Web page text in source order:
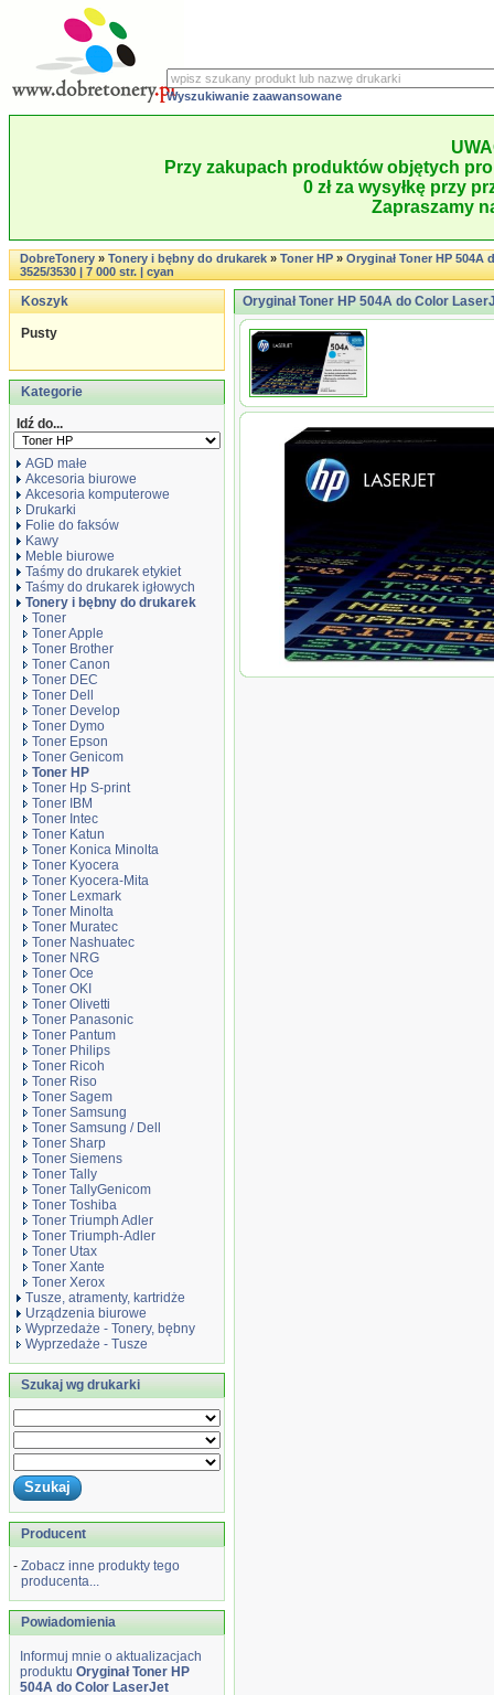
Wyszukiwanie zaawansowane
Przy zakupach produktów objętych
0 zł za wysyłkę przy
Zapraszamy
DobreTonery»Tonery i bębny do drukarek»Toner HP»Oryginał Toner HP 504A
3525/3530 | 7 000 str. | cyan
Koszyk
Pusty
Kategorie
Idź do...
AGD małe
Akcesoria biurowe
Akcesoria komputerowe
Drukarki
Folie do faksów
Kawy
Meble biurowe
Taśmy do drukarek etykiet
Taśmy do drukarek igłowych
Tonery i bębny do drukarek
Toner
Toner Apple
Toner Brother
Toner Canon
Toner DEC
Toner Dell
Toner Develop
Toner Dymo
Toner Epson
Toner Genicom
Toner HP
Toner Hp S-print
Toner IBM
Toner Intec
Toner Katun
Toner Konica Minolta
Toner Kyocera
Toner Kyocera-Mita
Toner Lexmark
Toner Minolta
Toner Muratec
Toner Nashuatec
Toner NRG
Toner Oce
Toner OKI
Toner Olivetti
Toner Panasonic
Toner Pantum
Toner Philips
Toner Ricoh
Toner Riso
Toner Sagem
Toner Samsung
Toner Samsung / Dell
Toner Sharp
Toner Siemens
Toner Tally
Toner TallyGenicom
Toner Toshiba
Toner Triumph Adler
Toner Triumph-Adler
Toner Utax
Toner Xante
Toner Xerox
Tusze, atramenty, kartridże
Urządzenia biurowe
Wyprzedaże - Tonery, bębny
Wyprzedaże - Tusze
Szukaj wg drukarki
Producent
- Zobacz inne produkty tego
producenta...
Powiadomienia
Informuj mnie o aktualizacjach
produktu Oryginał Toner HP
504A do Color LaserJet
Oryginał Toner HP 504A do Color
Oryginał Toner HP 504A do